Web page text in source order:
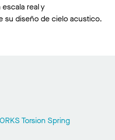
real y
su diseño de cielo acustico.
Torsion Spring